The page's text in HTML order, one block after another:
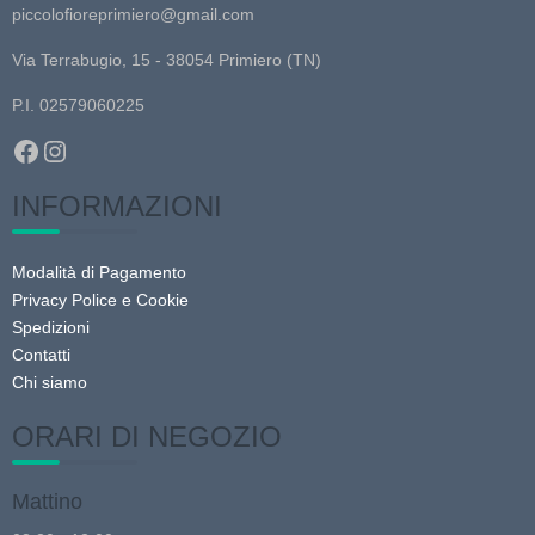
piccolofioreprimiero@gmail.com
Via Terrabugio, 15 - 38054 Primiero (TN)
P.I. 02579060225
Facebook
Instagram
INFORMAZIONI
Modalità di Pagamento
Privacy Police e Cookie
Spedizioni
Contatti
Chi siamo
ORARI DI NEGOZIO
Mattino